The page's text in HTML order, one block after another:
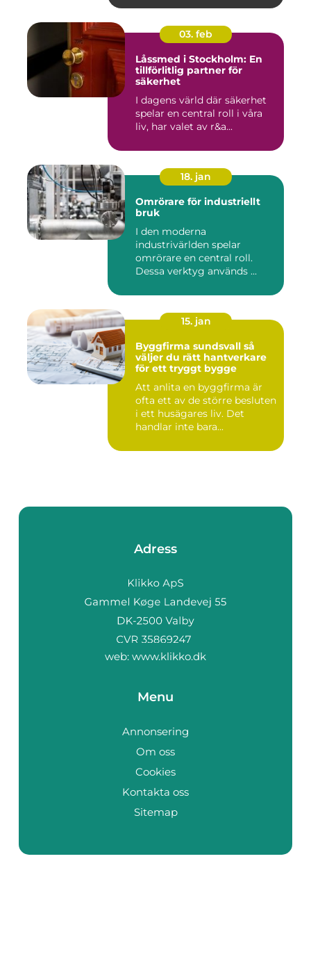
03. feb
Låssmed i Stockholm: En
tillförlitlig partner för
säkerhet
I dagens värld där säkerhet
spelar en central roll i våra
liv, har valet av r&a...
18. jan
Omrörare för industriellt
bruk
I den moderna
industrivärlden spelar
omrörare en central roll.
Dessa verktyg används ...
15. jan
Byggfirma sundsvall så
väljer du rätt hantverkare
för ett tryggt bygge
Att anlita en byggfirma är
ofta ett av de större besluten
i ett husägares liv. Det
handlar inte bara...
Adress
web: www.klikko.dk
Menu
Annonsering
Om oss
Cookies
Kontakta oss
Sitemap